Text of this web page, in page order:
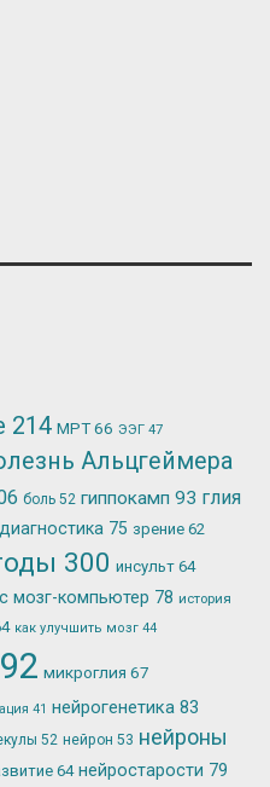
214 МРТ66 ЭЭГ 47
Альцгеймера
боль 52 гиппокамп 93 глия
диагностика 75 зрение 62
300 инсульт 64
мозг-компьютер 78 история
как улучшить мозг 44
микроглия 67
41 нейрогенетика 83
52 нейрон 53 нейроны
64 нейростарости 79